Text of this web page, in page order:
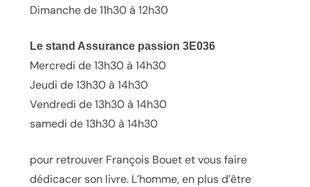
Dimanche de 11h30 à 12h30
Le stand Assurance passion 3E036
Mercredi de 13h30 à 14h30
Jeudi de 13h30 à 14h30
Vendredi de 13h30 à 14h30
samedi de 13h30 à 14h30
pour retrouver François Bouet et vous faire
dédicacer son livre. L’homme, en plus d’être